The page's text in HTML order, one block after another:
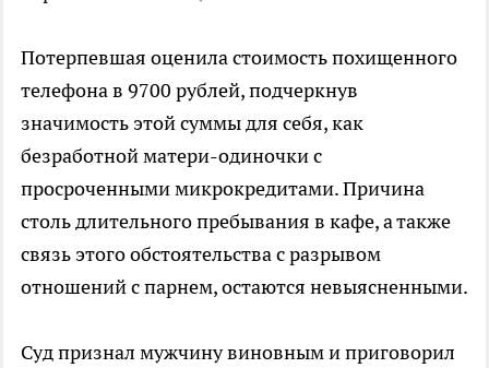
Потерпевшая оценила стоимость похищенного
телефона в 9700 рублей, подчеркнув
значимость этой суммы для себя, как
безработной матери-одиночки с
просроченными микрокредитами. Причина
столь длительного пребывания в кафе, а также
связь этого обстоятельства с разрывом
отношений с парнем, остаются невыясненными.
Суд признал мужчину виновным и приговорил